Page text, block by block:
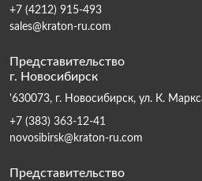
+7 (4212) 915-493
sales@kraton-ru.com
Представительство
г. Новосибирск
'630073, г. Новосибирск, ул. К.
+7 (383) 363-12-41
novosibirsk@kraton-ru.com
Представительство